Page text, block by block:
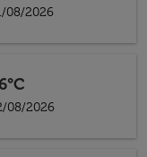
08/2026
08/2026